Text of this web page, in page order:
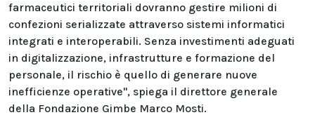
farmaceutici territoriali dovranno gestire milioni di
confezioni serializzate attraverso sistemi informatici
integrati e interoperabili. Senza investimenti adeguati
in digitalizzazione, infrastrutture e formazione del
personale, il rischio è quello di generare nuove
inefficienze operative", spiega il direttore generale
della Fondazione Gimbe Marco Mosti.